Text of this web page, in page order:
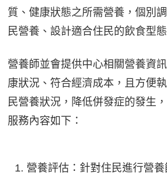
質、健康狀態之所需營養，個別
民營養、設計適合住民的飲食型態
營養師並會提供中心相關營養資
康狀況、符合經濟成本，且方便
民營養狀況，降低併發症的發生
服務內容如下：
營養評估：針對住民進行營